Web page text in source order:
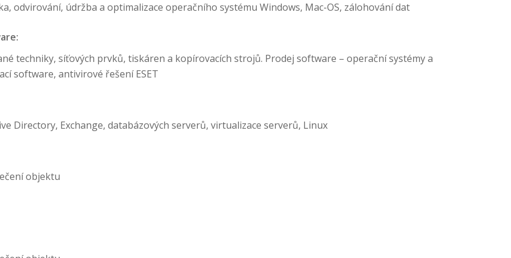
odvirování, údržba a optimalizace operačního systému Windows, Mac-OS, zálohování dat
techniky, síťových prvků, tiskáren a kopírovacích strojů. Prodej software – operační systémy a
software, antivirové řešení ESET
Directory, Exchange, databázových serverů, virtualizace serverů, Linux
objektu